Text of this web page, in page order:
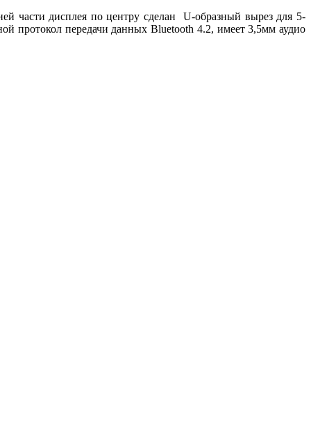
части дисплея по центру сделан U-образный вырез для 5-
протокол передачи данных Bluetooth 4.2, имеет 3,5мм аудио